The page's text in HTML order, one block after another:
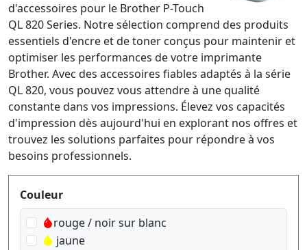
d'accessoires pour le Brother P-Touch
QL 820 Series. Notre sélection comprend des produits
essentiels d'encre et de toner conçus pour maintenir et
optimiser les performances de votre imprimante
Brother. Avec des accessoires fiables adaptés à la série
QL 820, vous pouvez vous attendre à une qualité
constante dans vos impressions. Élevez vos capacités
d'impression dès aujourd'hui en explorant nos offres et
trouvez les solutions parfaites pour répondre à vos
besoins professionnels.
Produktfilter
Couleur
rouge / noir sur blanc
jaune